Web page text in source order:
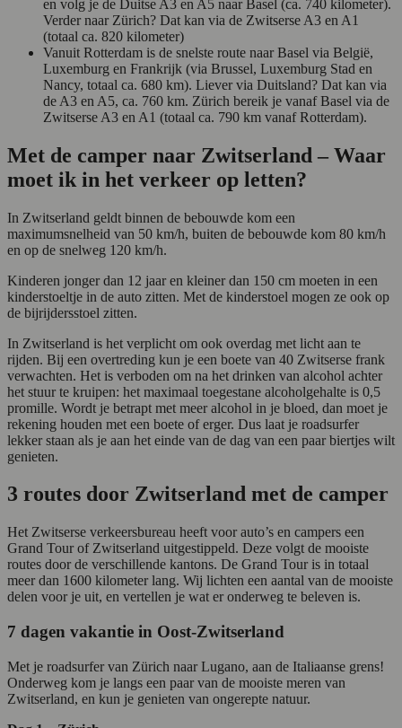
en volg je de Duitse A3 en A5 naar Basel (ca. 740 kilometer).
Verder naar Zürich? Dat kan via de Zwitserse A3 en A1
(totaal ca. 820 kilometer)
Vanuit Rotterdam is de snelste route naar Basel via België,
Luxemburg en Frankrijk (via Brussel, Luxemburg Stad en
Nancy, totaal ca. 680 km). Liever via Duitsland? Dat kan via
de A3 en A5, ca. 760 km. Zürich bereik je vanaf Basel via de
Zwitserse A3 en A1 (totaal ca. 790 km vanaf Rotterdam).
Met de camper naar Zwitserland – Waar
moet ik in het verkeer op letten?
In Zwitserland geldt binnen de bebouwde kom een
maximumsnelheid van 50 km/h, buiten de bebouwde kom 80 km/h
en op de snelweg 120 km/h.
Kinderen jonger dan 12 jaar en kleiner dan 150 cm moeten in een
kinderstoeltje in de auto zitten. Met de kinderstoel mogen ze ook op
de bijrijdersstoel zitten.
In Zwitserland is het verplicht om ook overdag met licht aan te
rijden. Bij een overtreding kun je een boete van 40 Zwitserse frank
verwachten. Het is verboden om na het drinken van alcohol achter
het stuur te kruipen: het maximaal toegestane alcoholgehalte is 0,5
promille. Wordt je betrapt met meer alcohol in je bloed, dan moet je
rekening houden met een boete of erger. Dus laat je roadsurfer
lekker staan als je aan het einde van de dag van een paar biertjes wilt
genieten.
3 routes door Zwitserland met de camper
Het Zwitserse verkeersbureau heeft voor auto’s en campers een
Grand Tour of Zwitserland uitgestippeld. Deze volgt de mooiste
routes door de verschillende kantons. De Grand Tour is in totaal
meer dan 1600 kilometer lang. Wij lichten een aantal van de mooiste
delen voor je uit, en vertellen je wat er onderweg te beleven is.
7 dagen vakantie in Oost-Zwitserland
Met je roadsurfer van Zürich naar Lugano, aan de Italiaanse grens!
Onderweg kom je langs een paar van de mooiste meren van
Zwitserland, en kun je genieten van ongerepte natuur.